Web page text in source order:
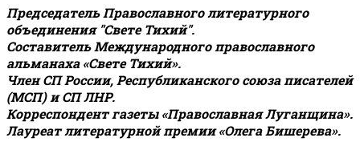
Председатель Православного литературного
объединения "Свете Тихий".
Составитель Международного православного
альманаха «Свете Тихий».
Член СП России, Республиканского союза писателей
(МСП) и СП ЛНР.
Корреспондент газеты «Православная Луганщина».
Лауреат литературной премии «Олега Бишерева».